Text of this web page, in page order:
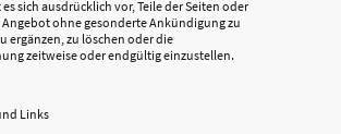
sich ausdrücklich vor, Teile der Seiten oder
Angebot ohne gesonderte Ankündigung zu
ergänzen, zu löschen oder die
zeitweise oder endgültig einzustellen.
Links